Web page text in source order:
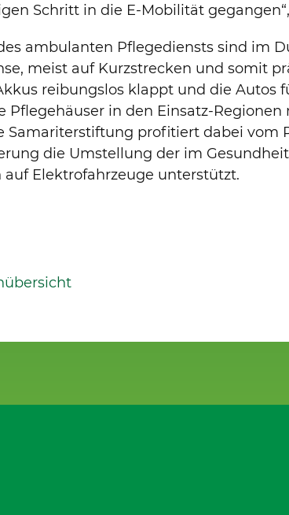
Schritt in die E-Mobilität
ambulanten Pflegediensts sind im
meist auf Kurzstrecken und somit
reibungslos klappt und die Autos
Pflegehäuser in den Einsatz-
Samariterstiftung profitiert dabei vom
die Umstellung der im
auf Elektrofahrzeuge unterstützt.